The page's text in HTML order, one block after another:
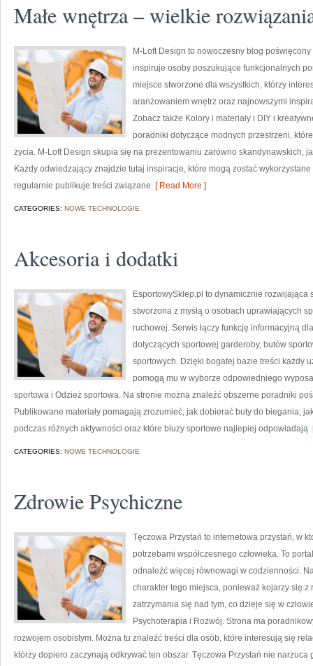
Małe wnętrza – wielkie
M-Loft Design to nowoczesny blog
inspiruje osoby poszukujące funkcjonalnych
miejsce stworzone dla wszystkich, którzy
aranżowaniem wnętrz oraz najnowszymi
Zobacz także Kolory i materiały i DIY i
poradniki dotyczące modnych przestrzeni,
życia. M-Loft Design skupia się na prezentowaniu zarówno skandynawskich,
Każdy odwiedzający znajdzie tutaj inspiracje, które mogą zostać
regularnie publikuje treści związane [ Read More ]
CATEGORIES: NOWE TECHNOLOGIE
Akcesoria i dodatki
EsportowySklep.pl to dynamicznie rozwijająca
stworzona z myślą o osobach uprawiających
ruchowej. Serwis łączy funkcję informacyjną
dotyczących sportowej garderoby, butów
sportowych. Dzięki bogatej bazie treści każdy
pomogą mu w wyborze odpowiedniego
sportowa i Odzież sportowa. Na stronie można znaleźć obszerne poradniki
Publikowane materiały pomagają zrozumieć, jak dobierać buty do biegania,
podczas różnych aktywności oraz które bluzy sportowe najlepiej odpowiadają
CATEGORIES: NOWE TECHNOLOGIE
Zdrowie Psychiczne
Tęczowa Przystań to internetowa przystań, w
potrzebami współczesnego człowieka. To
odnaleźć więcej równowagi w codzienności.
charakter tego miejsca, ponieważ kojarzy się
zatrzymania się nad tym, co dzieje się w
Psychoterapia i Rozwój. Strona ma
rozwojem osobistym. Można tu znaleźć treści dla osób, które interesują się
którzy dopiero zaczynają odkrywać ten obszar. Tęczowa Przystań nie narzuca